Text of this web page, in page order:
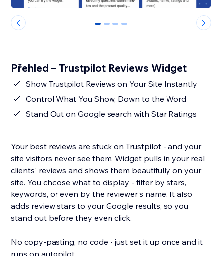
0 1 2 3
Přehled – Trustpilot Reviews Widget
Show Trustpilot Reviews on Your Site Instantly
Control What You Show, Down to the Word
Stand Out on Google search with Star Ratings
Your best reviews are stuck on Trustpilot - and your
site visitors never see them. Widget pulls in your real
clients' reviews and shows them beautifully on your
site. You choose what to display - filter by stars,
keywords, or even by the reviewer's name. It also
adds review stars to your Google results, so you
stand out before they even click.
No copy-pasting, no code - just set it up once and it
runs on autopilot.